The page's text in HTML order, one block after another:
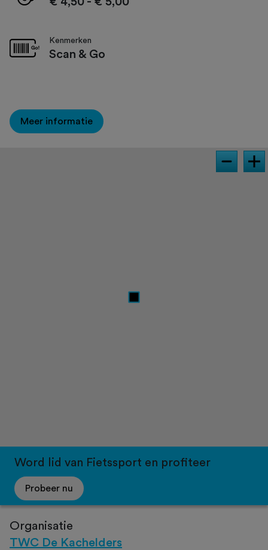
Kenmerken
Scan & Go
Meer informatie
Word lid van Fietssport en profiteer
Probeer nu
Organisatie
TWC De Kachelders